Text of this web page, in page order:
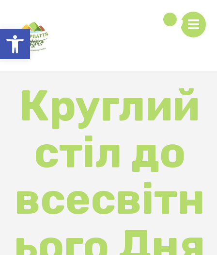
Відкрити Панель інструментів
Круглий
стіл до
всесвітн
ього Дня
екскурс